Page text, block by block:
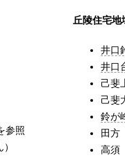
参照
丘陵住宅地
井口
井口
己斐
己斐
鈴が
田方
高須